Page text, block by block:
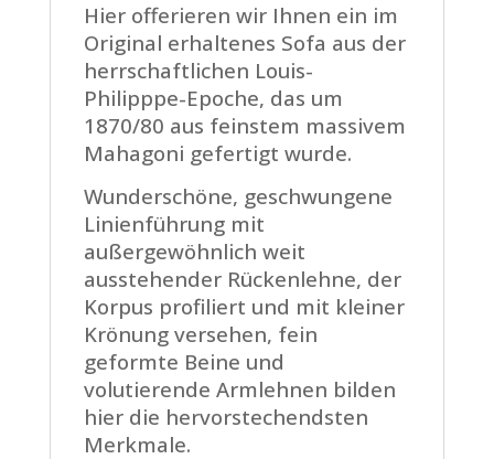
Hier offerieren wir Ihnen ein im
Original erhaltenes Sofa aus der
herrschaftlichen Louis-
Philipppe-Epoche, das um
1870/80 aus feinstem massivem
Mahagoni gefertigt wurde.
Wunderschöne, geschwungene
Linienführung mit
außergewöhnlich weit
ausstehender Rückenlehne, der
Korpus profiliert und mit kleiner
Krönung versehen, fein
geformte Beine und
volutierende Armlehnen bilden
hier die hervorstechendsten
Merkmale.